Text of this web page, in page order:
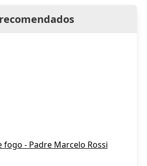
fogo - Padre Marcelo Rossi